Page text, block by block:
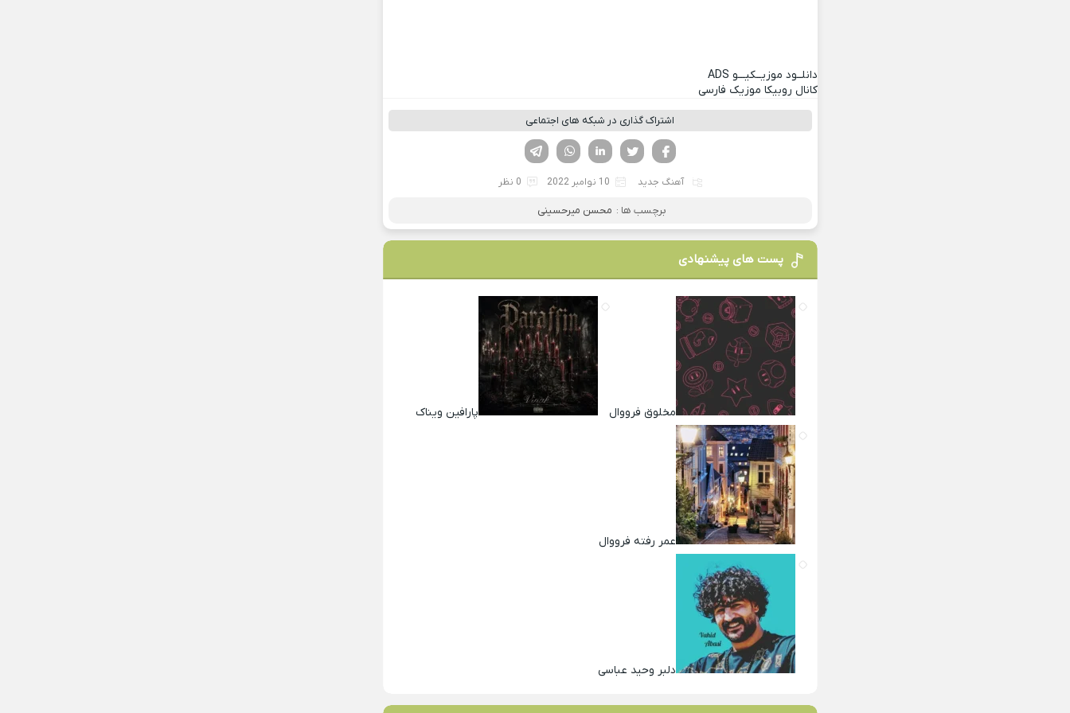
دانلــود موزیــکیـــو ADS
کانال روبیکا موزیک فارسی
اشتراک گذاری در شبکه های اجتماعی
لینکدین تویتر
فیسوک
آهنگ جدید 10 نوامبر 2022 0 نظر
برچسب ها : محسن میرحسینی
پست های پیشنهادی
مخلوق فرووال پارافین ویناک
عمر رفته فرووال
دلبر وحید عباسی